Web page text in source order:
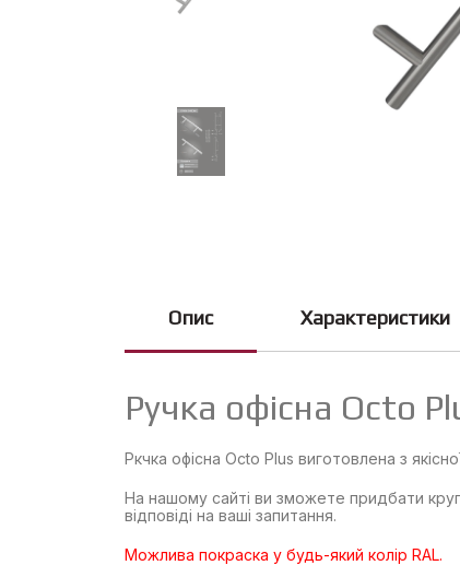
Опис Характеристики
Ручка офісна Octo
Ркчка офісна Octo Plus виготовлена з
На нашому сайті ви зможете придбати
відповіді на ваші запитання.
Можлива покраска у будь-який колір RAL.